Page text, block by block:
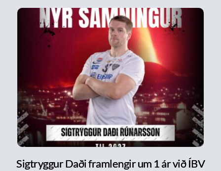
Sigtryggur Daði framlengir um 1 ár við ÍBV